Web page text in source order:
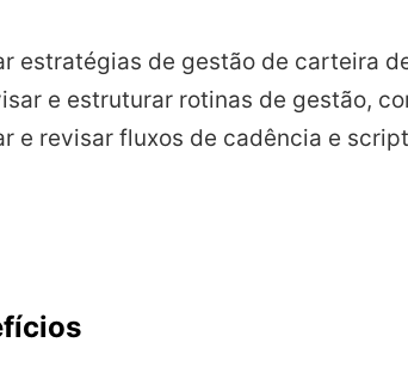
estratégias de gestão de carteira
e estruturar rotinas de gestão,
e revisar fluxos de cadência e